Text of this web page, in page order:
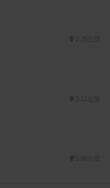
2.25公里
5.86公里